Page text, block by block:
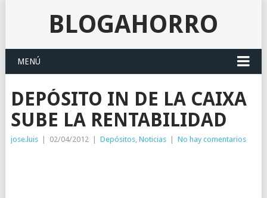
BLOGAHORRO
MENÚ
DEPÓSITO IN DE LA CAIXA
SUBE LA RENTABILIDAD
jose.luis 02/04/2012 Depósitos, Noticias No hay comentarios